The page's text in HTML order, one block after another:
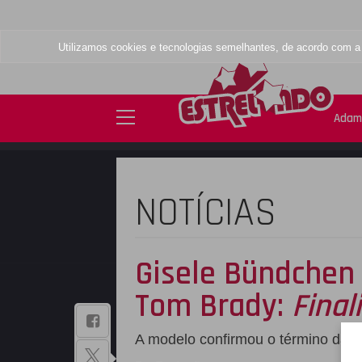
Utilizamos cookies e tecnologias semelhantes, de acordo com
NOTÍCIAS
Gisele
Tom Brady:
A modelo confirmou o término da
BAIXE NOSSO